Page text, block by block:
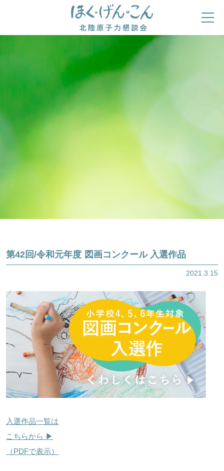
ほくげんこんライブラリ
第42回/令和元年度 図画コンクール 入選作品
2021.3.15
入選作品一覧は
こちらから ▶︎
（PDFで表示）